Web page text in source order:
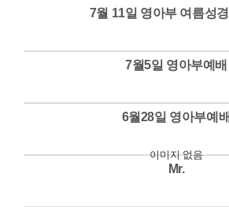
7월 11일 영아부 여름성
7월5일 영아부예배
6월28일 영아부예배
이미지 없음
Mr.